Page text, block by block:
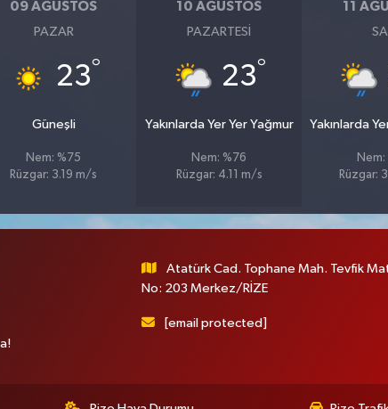
09 AĞUSTOS
PAZAR
23°
Güneşli
Nem: %75
Rüzgar: 3.19 m/s
10 AĞUSTOS
PAZARTESI
23°
Yakınlarda Yer Yer Yağmur
Nem: %76
Rüzgar: 4.11 m/s
11
Yakınlarda
Nem:
Rüzgar:
Atatürk Cad. Tophane Mah. Tevfik
No: 203 Merkez/RİZE
[email protected]